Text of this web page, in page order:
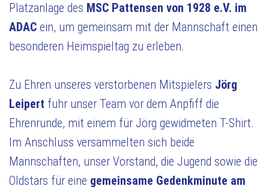
Platzanlage des MSC Pattensen von 1928 e.V. im
ADAC ein, um gemeinsam mit der Mannschaft einen
besonderen Heimspieltag zu erleben.
Zu Ehren unseres verstorbenen Mitspielers Jörg
Leipert fuhr unser Team vor dem Anpfiff die
Ehrenrunde, mit einem für Jörg gewidmeten T-Shirt.
Im Anschluss versammelten sich beide
Mannschaften, unser Vorstand, die Jugend sowie die
Oldstars für eine gemeinsame Gedenkminute am